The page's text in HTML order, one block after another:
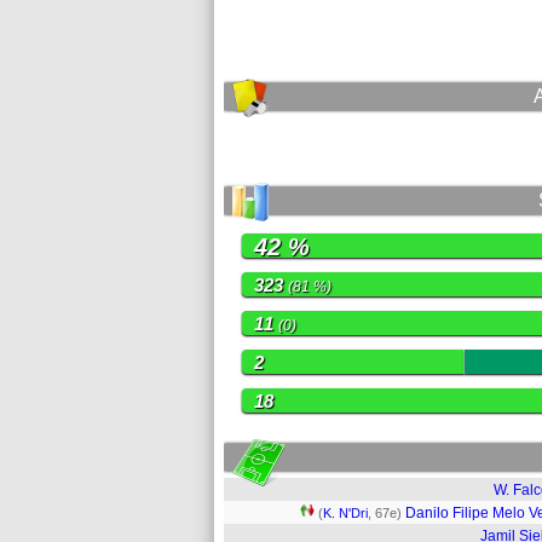
42 %
323(81 %)
11 (0)
2
18
W.
(K. N'Dri , 67e) Danilo Filipe Melo
Jamil